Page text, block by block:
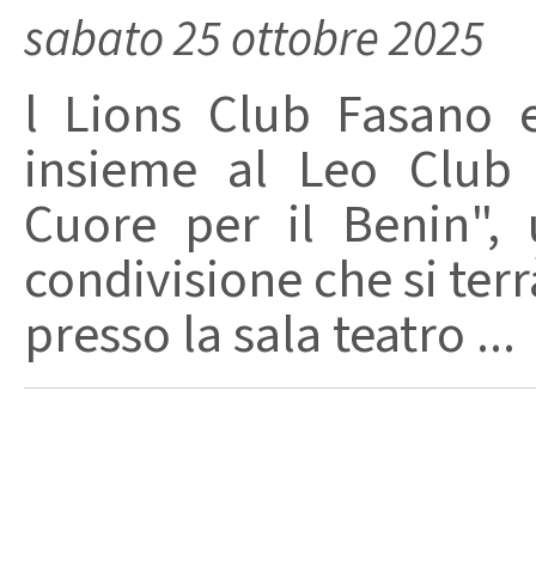
sabato 25 ottobre 2025
l Lions Club Fasano
insieme al Leo Club
Cuore per il
condivisione che si
presso la sala teatro ...